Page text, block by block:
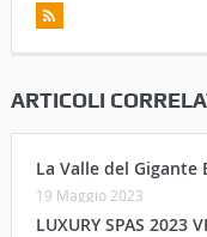
ARTICOLI
La Valle del Gigante
19 Maggio 2023
LUXURY SPAS 2023